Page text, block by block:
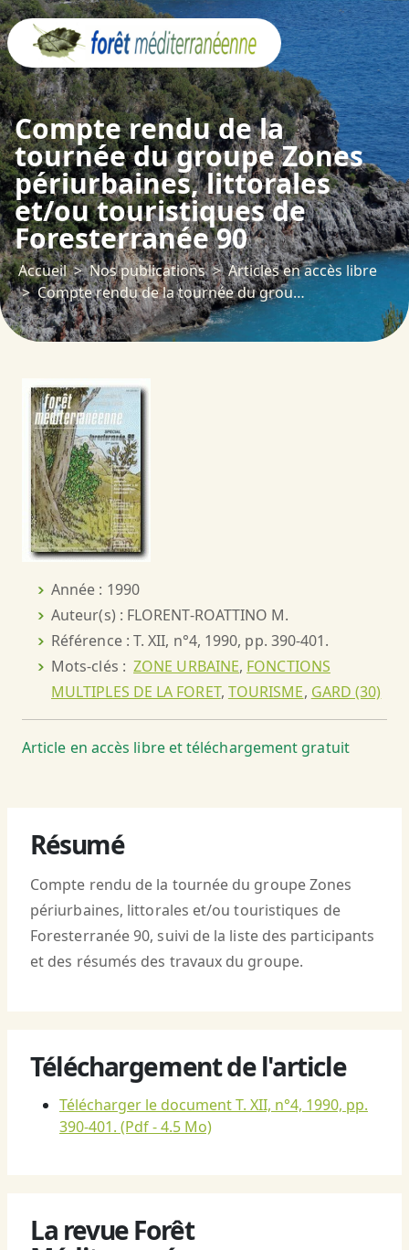
Compte rendu de la
tournée du groupe Zones
périurbaines, littorales
et/ou touristiques de
Foresterranée 90
Accueil Nos publications
Articles en accès libre
Compte rendu de la tournée du groupe Zones périurbaines, littorales et/ou touristiques de Foresterranée 90
Année : 1990
Auteur(s) : FLORENT-ROATTINO M.
Référence : T. XII, n°4, 1990, pp. 390-401.
Mots-clés :ZONE URBAINE, FONCTIONS
MULTIPLES DE LA FORET, TOURISME, GARD (30)
Article en accès libre et téléchargement gratuit
Résumé
Compte rendu de la tournée du groupe Zones
périurbaines, littorales et/ou touristiques de
Foresterranée 90, suivi de la liste des participants
et des résumés des travaux du groupe.
Téléchargement de l'article
Télécharger le document T. XII, n°4, 1990, pp.
390-401. (Pdf - 4.5 Mo)
La revue Forêt
Panneau de gestion des cookies